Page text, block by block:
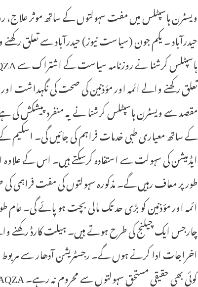
ویسٹرن ہاسپٹلس میں مفت سہولتوں کے ساتھ موثر
حیدرآباد ۔ یکم جون (سیاست نیوز) حیدرآباد سے تعلق
تعلق رکھنے والے ائمہ اور مؤذنین کی صحت کی نگہداشت
مقصد سے ویسٹرن ہاسپٹلس کرشنا نے یہ منفرد پیشکش کی
کے ساتھ معیاری طبی خدمات فراہم کی جائیں گی۔ اسکیم
ایڈمیشن کی سہولت سے استفادہ کرسکتے ہیں۔ اس کے
طور پر معاف رہیں گے۔ مذکورہ سہولتوں کی مفت فراہمی
ائمہ اور مؤذنین کو بڑی حد تک مالی بچت ہو پائے گی۔
چارجس ایک چیلنج کی طرح ہوتے ہیں۔ ہیلت کارڈ رکھنے
اخراجات ادا کرنے ہوں گے۔ رجسٹریشن آدھار سے